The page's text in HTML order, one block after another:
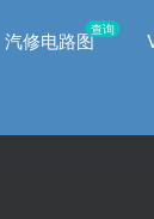
汽修电路图查询